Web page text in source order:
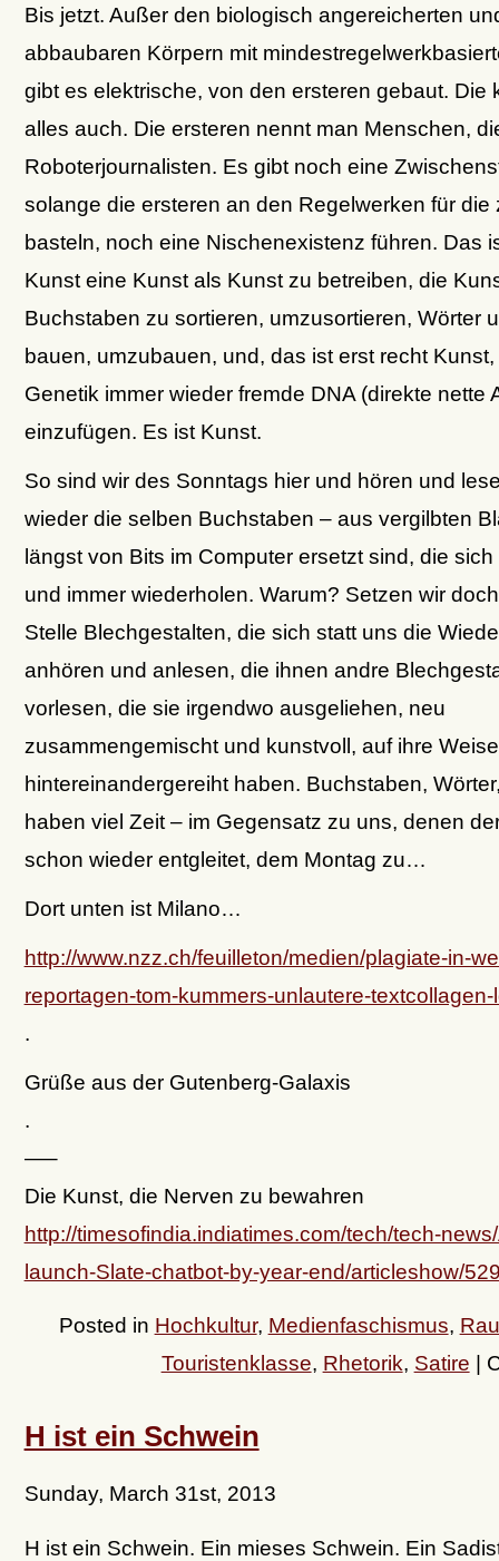
Bis jetzt. Außer den biologisch angereicherten
abbaubaren Körpern mit
gibt es elektrische, von den ersteren gebaut. Die
alles auch. Die ersteren nennt man Menschen,
Roboterjournalisten. Es gibt noch eine
solange die ersteren an den Regelwerken für die
basteln, noch eine Nischenexistenz führen. Das
Kunst eine Kunst als Kunst zu betreiben, die
Buchstaben zu sortieren, umzusortieren, Wörter
bauen, umzubauen, und, das ist erst recht
Genetik immer wieder fremde DNA (direkte nette
einzufügen. Es ist Kunst.
So sind wir des Sonntags hier und hören und
wieder die selben Buchstaben – aus vergilbten
längst von Bits im Computer ersetzt sind, die
und immer wiederholen. Warum? Setzen wir
Stelle Blechgestalten, die sich statt uns die
anhören und anlesen, die ihnen andre
vorlesen, die sie irgendwo ausgeliehen, neu
zusammengemischt und kunstvoll, auf ihre
hintereinandergereiht haben. Buchstaben,
haben viel Zeit – im Gegensatz zu uns, denen
schon wieder entgleitet, dem Montag zu…
Dort unten ist Milano…
http://www.nzz.ch/feuilleton/medien/plagiate-in-
reportagen-tom-kummers-unlautere-
.
Grüße aus der Gutenberg-Galaxis
.
—–
Die Kunst, die Nerven zu bewahren
http://timesofindia.indiatimes.com/tech/tech-
launch-Slate-chatbot-by-year-end/articleshow/
Posted in Hochkultur, Medienfaschismus,
Touristenklasse, Rhetorik, Satire |
H ist ein Schwein
Sunday, March 31st, 2013
H ist ein Schwein. Ein mieses Schwein. Ein